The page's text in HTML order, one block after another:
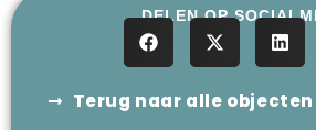
DELEN OP
Terug naar alle objecten